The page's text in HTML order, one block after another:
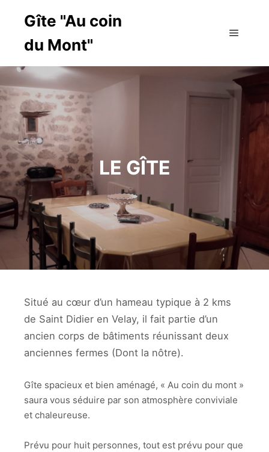
Gîte "Au coin
du Mont"
LE GÎTE
Situé au cœur d’un hameau typique à 2 kms
de Saint Didier en Velay, il fait partie d’un
ancien corps de bâtiments réunissant deux
anciennes fermes (Dont la nôtre).
Gîte spacieux et bien aménagé, « Au coin du mont »
saura vous séduire par son atmosphère conviviale
et chaleureuse.
Prévu pour huit personnes, tout est prévu pour que